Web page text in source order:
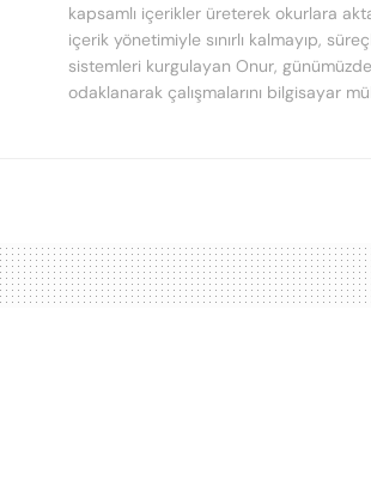
kapsamlı içerikler üreterek okurlara
içerik yönetimiyle sınırlı kalmayıp,
sistemleri kurgulayan Onur,
odaklanarak çalışmalarını bilgisayar